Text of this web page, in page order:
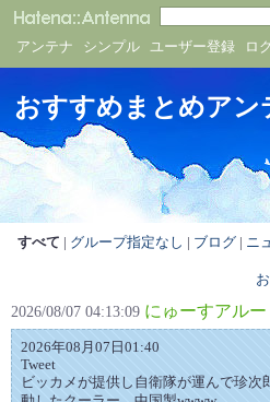
アンテナ シンプル ユーザー登録 ロ
おすすめまとめアン
すべて | グループ指定なし | ブログ | ニ
2026/08/07 04:13:09 にゅーすアルー
2026年08月07日01:40
Tweet
ビッカメが提供し自衛隊が運んで珍